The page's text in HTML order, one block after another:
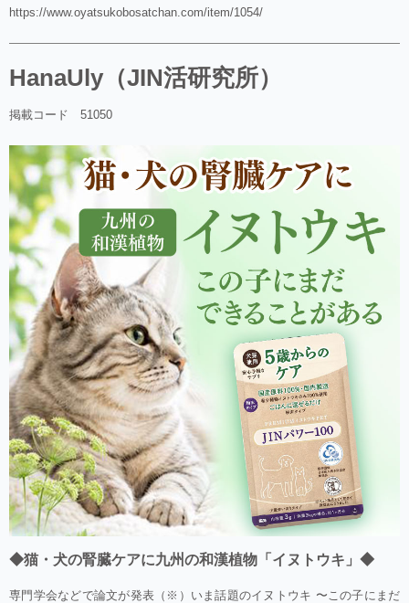
https://www.oyatsukobosatchan.com/item/1054/
HanaUly（JIN活研究所）
掲載コード 51050
◆猫・犬の腎臓ケアに九州の和漢植物「イヌトウキ」◆
専門学会などで論文が発表（※）いま話題のイヌトウキ 〜この子にまだ